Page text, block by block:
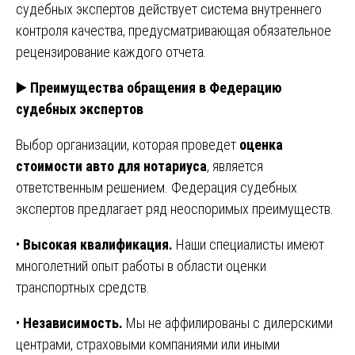
судебных экспертов действует система внутреннего
контроля качества, предусматривающая обязательное
рецензирование каждого отчета.
▶️ Преимущества обращения в Федерацию
судебных экспертов
Выбор организации, которая проведет оценка
стоимости авто для нотариуса, является
ответственным решением. Федерация судебных
экспертов предлагает ряд неоспоримых преимуществ.
• Высокая квалификация. Наши специалисты имеют
многолетний опыт работы в области оценки
транспортных средств.
• Независимость. Мы не аффилированы с дилерскими
центрами, страховыми компаниями или иными